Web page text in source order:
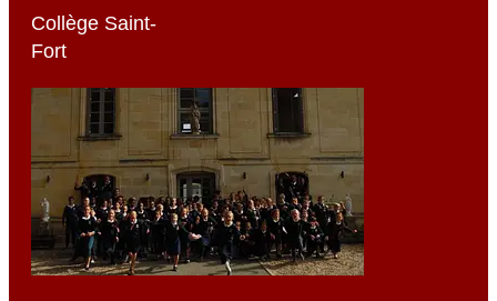
Collège Saint-
Fort